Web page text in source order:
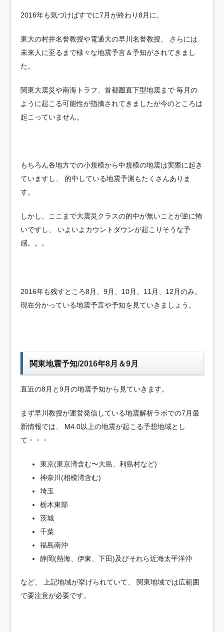
2016年も気づけばすでに7月が終わり8月に。
東大の村井名誉教授や電通大の早川名誉教授、
さらには
未来人に至るまで様々な地震予言＆予知がされてきまし
た。
関東大震災や南海トラフ、首都圏直下型地震まで 毎月の
ように起こる可能性が指摘されてきましたが今のところは
起こっていません。
もちろん各地方での小規模から中規模の地震は実際に起き
ていますし、
的中している地震予測もたくさんありま
す。
しかし、ここまで大震災クラスの的中が無いことが逆に怖
いですし、
いよいよカウントダウンが起こりそうな予
感。。。
2016年も残すところ8月、9月、10月、11月、12月のみ。
現在分かっている地震予言や予知を見ていきましょう。
関東地震予知/2016年8月＆9月
直近の8月と9月の地震予知から見ていきます。
まず早川教授が運営発信している地震解析ラボでの7月最
新情報では、
M4.0以上の地震が起こる予想地域とし
て・・・
東京(東京湾含む〜大島、利島村など)
神奈川(相模湾含む)
埼玉
栃木東部
茨城
千葉
福島南沖
静岡(熱海、伊東、下田)及びそれら近海太平洋沖
など、 上記地域が挙げられていて、
関東地域では広範囲
で要注意が必要です。